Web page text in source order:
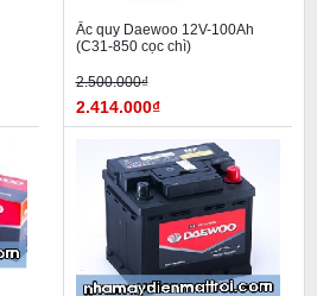
Ắc quy Daewoo 12V-100Ah
(C31-850 cọc chì)
2.500.000₫
2.414.000₫